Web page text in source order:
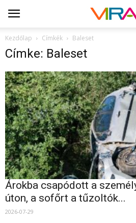
Kezdőlap Címkék Baleset
Címke: Baleset
Árokba csapódott a
úton, a sofőrt a tűzoltók...
2026-07-29